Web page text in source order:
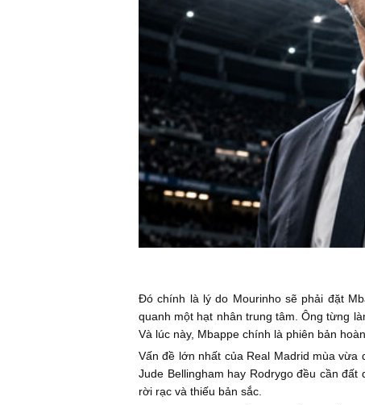
Đó chính là lý do Mourinho sẽ phải đặt
quanh một hạt nhân trung tâm. Ông từng
Và lúc này, Mbappe chính là phiên bản
Vấn đề lớn nhất của Real Madrid mùa vừa
Jude Bellingham hay Rodrygo đều cần
rời rạc và thiếu bản sắc.